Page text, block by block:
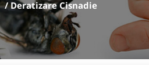
/Deratizare Cisnadie